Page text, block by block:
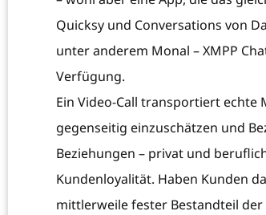
Quicksy und Conversations von
unter anderem Monal – XMPP
Verfügung.
Ein Video-Call transportiert echte
gegenseitig einzuschätzen und
Beziehungen – privat und
Kundenloyalität. Haben Kunden
mittlerweile fester Bestandteil